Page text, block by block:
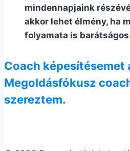
mindennapjaink
akkor lehet élmény, ha
folyamata is
Coach képesítésemet
Megoldásfókusz
szereztem.